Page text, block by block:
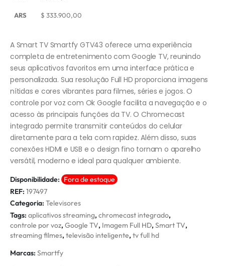
ARS $ 333.900,00
A Smart TV Smartfy GTV43 oferece uma experiência
completa de entretenimento com Google TV, reunindo
seus aplicativos favoritos em uma interface prática e
personalizada. Sua resolução Full HD proporciona imagens
nítidas e cores vibrantes para filmes, séries e jogos. O
controle por voz com Ok Google facilita a navegação e o
acesso às principais funções da TV. O Chromecast
integrado permite transmitir conteúdos do celular
diretamente para a tela com rapidez. Além disso, suas
conexões HDMI e USB e o design fino tornam o aparelho
versátil, moderno e ideal para qualquer ambiente.
Disponibilidade: Fora de estoque
REF: 197497
Categoria: Televisores
Tags: aplicativos streaming,chromecast integrado,
controle por voz,Google TV, Imagem Full HD,Smart TV,
streaming filmes,televisão inteligente,tv full hd
Marcas: Smartfy